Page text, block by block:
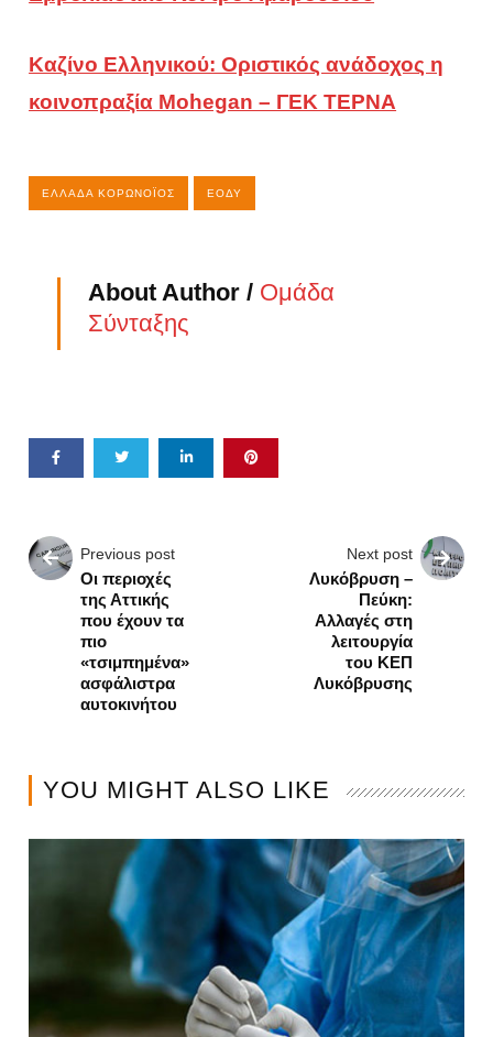
Καζίνο Ελληνικού: Οριστικός ανάδοχος η
κοινοπραξία Mohegan – ΓΕΚ ΤΕΡΝΑ
ΕΛΛΆΔΑ ΚΟΡΩΝΟΪΌΣ ΕΟΔΥ
About Author / Ομάδα
Σύνταξης
Previous post
Οι περιοχές
της Αττικής
που έχουν τα
πιο
«τσιμπημένα»
ασφάλιστρα
αυτοκινήτου
Next post
Λυκόβρυση –
Πεύκη:
Αλλαγές στη
λειτουργία
του ΚΕΠ
Λυκόβρυσης
YOU MIGHT ALSO LIKE